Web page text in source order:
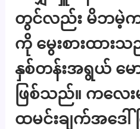
တွင်လည်း မိဘမဲ့က
ကို မွေးစားထား
နှစ်တန်းအရွယ် မေ
ဖြစ်သည်။ ကလေး
ထမင်းချက်အဒေါ်